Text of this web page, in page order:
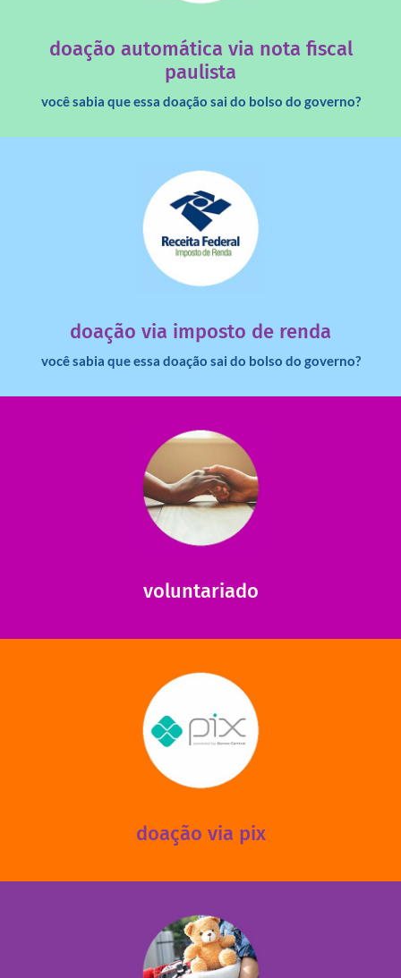
doação automática via nota fiscal
paulista
você sabia que essa doação sai do bolso do governo?
doação via imposto de renda
você sabia que essa doação sai do bolso do governo?
dinheiro deixa de ir para o governo?
saiba mais
voluntariado
ajudar com certos assuntos. Entre em contato conosco e
saiba como nos ajudar.
saiba mais
doação via pix
via PIX? Elas também são muito importantes para
mantermos nossas unidades em funcionamento!
saiba mais
fale conosco